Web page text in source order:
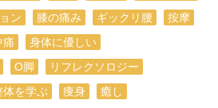
ン 膝の痛み ギックリ腰
按摩
痛
身体に優しい
O脚
リフレクソロジー
体を学ぶ 痩身
癒し